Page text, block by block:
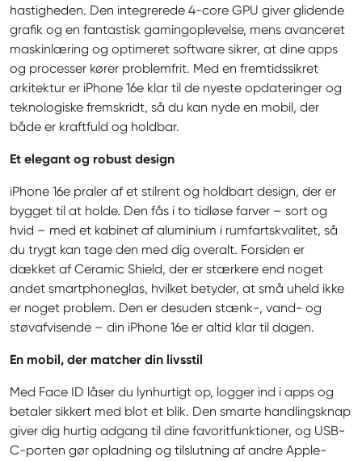
hastigheden. Den integrerede 4-core GPU giver glidende
grafik og en fantastisk gamingoplevelse, mens avanceret
maskinlæring og optimeret software sikrer, at dine apps
og processer kører problemfrit. Med en fremtidssikret
arkitektur er iPhone 16e klar til de nyeste opdateringer og
teknologiske fremskridt, så du kan nyde en mobil, der
både er kraftfuld og holdbar.
Et elegant og robust design
iPhone 16e praler af et stilrent og holdbart design, der er
bygget til at holde. Den fås i to tidløse farver – sort og
hvid – med et kabinet af aluminium i rumfartskvalitet, så
du trygt kan tage den med dig overalt. Forsiden er
dækket af Ceramic Shield, der er stærkere end noget
andet smartphoneglas, hvilket betyder, at små uheld ikke
er noget problem. Den er desuden stænk-, vand- og
støvafvisende – din iPhone 16e er altid klar til dagen.
En mobil, der matcher din livsstil
Med Face ID låser du lynhurtigt op, logger ind i apps og
betaler sikkert med blot et blik. Den smarte handlingsknap
giver dig hurtig adgang til dine favoritfunktioner, og USB-
C-porten gør opladning og tilslutning af andre Apple-